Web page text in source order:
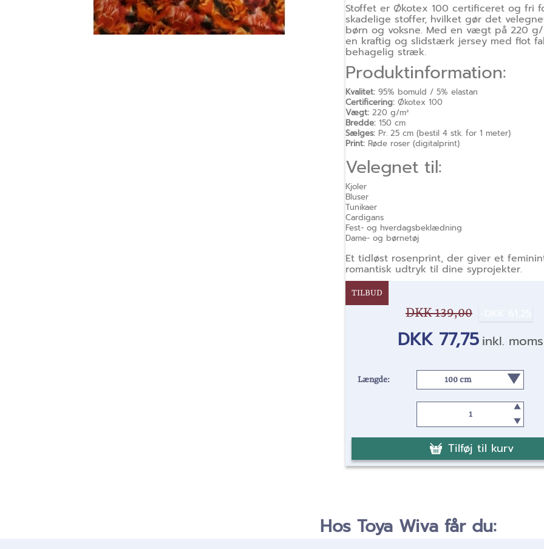
Stoffet er Økotex 100 certificeret og fri
skadelige stoffer, hvilket gør det
børn og voksne. Med en vægt på 220 g/
en kraftig og slidstærk jersey med flot
behagelig stræk.
Produktinformation:
Kvalitet: 95% bomuld / 5% elastan
Certificering: Økotex 100
Vægt: 220 g/m²
Bredde: 150 cm
Sælges: Pr. 25 cm (bestil 4 stk. for 1 meter)
Print: Røde roser (digitalprint)
Velegnet til:
Kjoler
Bluser
Tunikaer
Cardigans
Fest- og hverdagsbeklædning
Dame- og børnetøj
Et tidløst rosenprint, der giver et
romantisk udtryk til dine syprojekter.
TILBUD
DKK 139,00
DKK 77,75 inkl. moms
Længde:
Tilføj til kurv
Hos Toya Wiva får du: